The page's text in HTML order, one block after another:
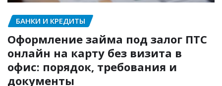
БАНКИ И КРЕДИТЫ
Оформление займа под залог ПТС
онлайн на карту без визита в
офис: порядок, требования и
документы